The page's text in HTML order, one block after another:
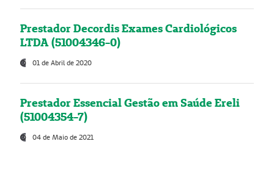
Prestador Decordis Exames Cardiológicos
LTDA (51004346-0)
01 de Abril de 2020
Prestador Essencial Gestão em Saúde Ereli
(51004354-7)
04 de Maio de 2021